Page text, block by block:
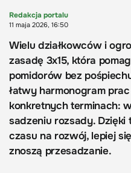
Redakcja portalu
11 maja 2026, 16:50
Wielu działkowców i
zasadę 3x15, która
pomidorów bez
łatwy harmonogram
konkretnych terminach:
sadzeniu rozsady. Dzięki
czasu na rozwój, lepiej
znoszą przesadzanie.